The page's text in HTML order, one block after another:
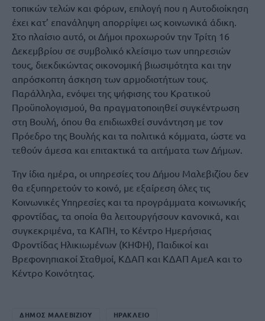
τοπικών τελών και φόρων, επιλογή που η Αυτοδιοίκηση
έχει κατ’ επανάληψη απορρίψει ως κοινωνικά άδικη.
Στο πλαίσιο αυτό, οι Δήμοι προχωρούν την Τρίτη 16
Δεκεμβρίου σε συμβολικό κλείσιμο των υπηρεσιών
τους, διεκδικώντας οικονομική βιωσιμότητα και την
απρόσκοπτη άσκηση των αρμοδιοτήτων τους.
Παράλληλα, ενόψει της ψήφισης του Κρατικού
Προϋπολογισμού, θα πραγματοποιηθεί συγκέντρωση
στη Βουλή, όπου θα επιδιωχθεί συνάντηση με τον
Πρόεδρο της Βουλής και τα πολιτικά κόμματα, ώστε να
τεθούν άμεσα και επιτακτικά τα αιτήματα των Δήμων.
Την ίδια ημέρα, οι υπηρεσίες του Δήμου Μαλεβιζίου δεν
θα εξυπηρετούν το κοινό, με εξαίρεση όλες τις
Κοινωνικές Υπηρεσίες και τα προγράμματα κοινωνικής
φροντίδας, τα οποία θα λειτουργήσουν κανονικά, και
συγκεκριμένα, τα ΚΑΠΗ, το Κέντρο Ημερήσιας
Φροντίδας Ηλικιωμένων (ΚΗΦΗ), Παιδικοί και
Βρεφονηπιακοί Σταθμοί, ΚΔΑΠ και ΚΔΑΠ ΑμεΑ και το
Κέντρο Κοινότητας.
ΔΗΜΟΣ ΜΑΛΕΒΙΖΙΟΥ ΗΡΑΚΛΕΙΟ